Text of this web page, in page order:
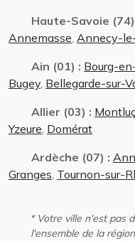
Haute-Savoie
Annemasse Annecy-
Ain (01) : Bourg-
Bugey Bellegarde-sur-
Allier (03) :
Yzeure Domérat
Ardèche (07) :
Granges Tournon-sur-
* Votre ville n'est pas
l'ensemble de la